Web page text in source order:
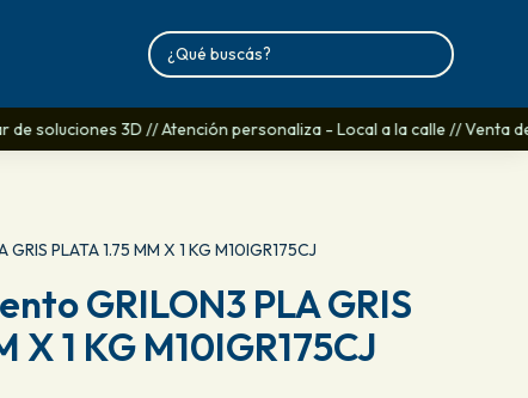
soluciones 3D // Atención personaliza - Local a la calle // Venta
PLATA 1.75 MM X 1 KG M10IGR175CJ
GRILON3 PLA GRIS
X 1 KG M10IGR175CJ